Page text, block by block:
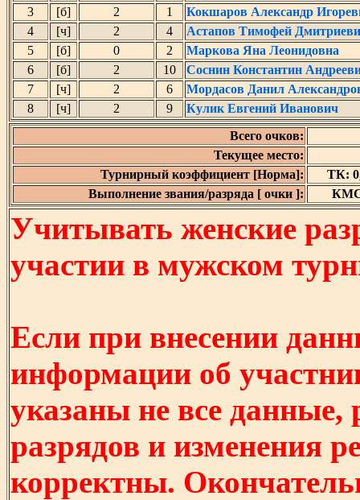
3
[б] 2 1
Кокшаров Александр
4
[ч] 2 4
Астапов Тимофей
5
[б] 0 2
Маркова Яна Леонидовна
6
[б] 2 10
Соснин Константин
7
[ч] 2 6
Мордасов Данил
8
[ч] 2 9
Кулик Евгений Иванович
Всего очков:
Текущее место:
Турнирный коэффициент [Норма]:
ТК:
Выполнение звания/разряда [ очки ]:
КМС
Учитывать женские
участии в мужском
Если при внесении
информации об
указаны не все
разрядов и изменения
корректны.